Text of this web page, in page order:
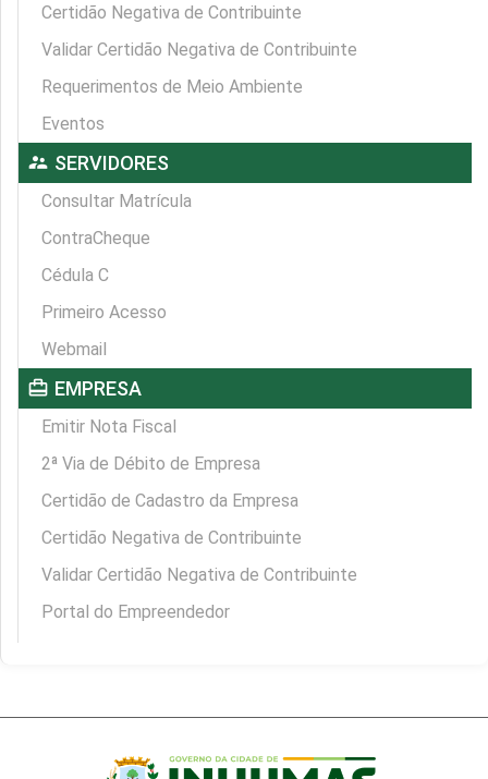
Certidão Negativa de Contribuinte
Validar Certidão Negativa de Contribuinte
Requerimentos de Meio Ambiente
Eventos
supervisor_account SERVIDORES
Consultar Matrícula
ContraCheque
Cédula C
Primeiro Acesso
Webmail
card_travel EMPRESA
Emitir Nota Fiscal
2ª Via de Débito de Empresa
Certidão de Cadastro da Empresa
Certidão Negativa de Contribuinte
Validar Certidão Negativa de Contribuinte
Portal do Empreendedor